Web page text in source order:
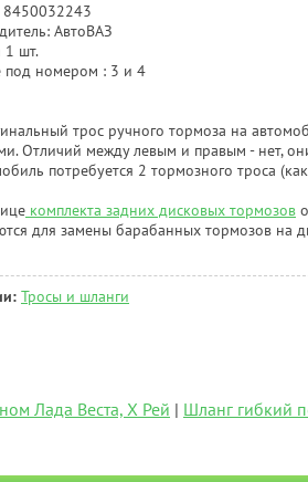
8450032243
АвтоВАЗ
1 шт.
под номером : 3 и 4
трос ручного тормоза на
Отличий между левым и правым - нет,
потребуется 2 тормозного троса
комплекта задних дисковых тормозов
для замены барабанных тормозов на
Тросы и шланги
Лада Веста, Х Рей | Шланг гибкий